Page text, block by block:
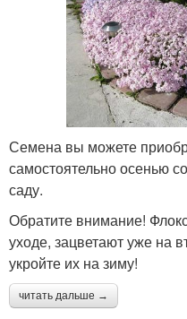
Семена вы можете
самостоятельно осенью
саду.
Обратите внимание!
уходе, зацветают уже на
укройте их на зиму!
читать дальше →